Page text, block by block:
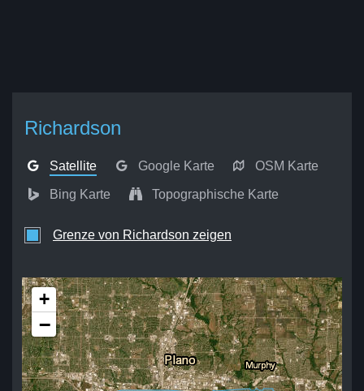
Richardson
Satellite Google Karte OSM Karte
Bing Karte Topographische Karte
Grenze von Richardson zeigen
+
−